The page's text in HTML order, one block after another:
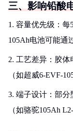
三、影响铅酸
1. 容量优先级：每
105Ah电池可能通
2. 工艺差异：胶体
（如超威6-EVF-
3. 端子设计：部分
（如骆驼105Ah